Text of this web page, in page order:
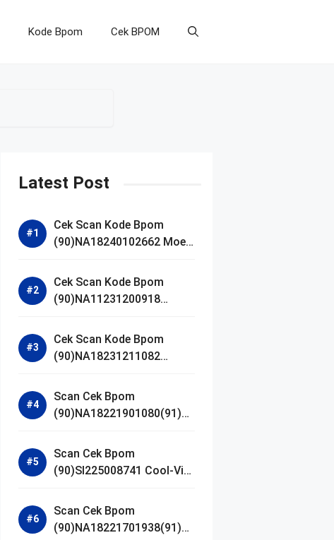
Kode Bpom Cek BPOM
Latest Post
Cek Scan Kode Bpom
(90)NA18240102662 Moell
Skin Everytime Body
Lotion
Cek Scan Kode Bpom
(90)NA11231200918
Gel Cleanser GLAD2GLOW
Cek Scan Kode Bpom
(90)NA18231211082
Facial Wash
Scan Cek Bpom
(90)NA18221901080(91)25
White AHA Body Serum
Scan Cek Bpom
(90)SI225008741 Cool-Vita
Tablets
Scan Cek Bpom
(90)NA18221701938(91)25